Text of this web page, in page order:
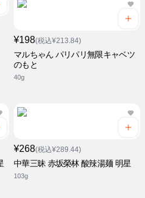
¥198(税込¥213.84)
マルちゃん パリパリ無限キャベツ
のもと
40g
¥268(税込¥289.44)
中華三昧 赤坂榮林 酸辣湯麺 明星
103g